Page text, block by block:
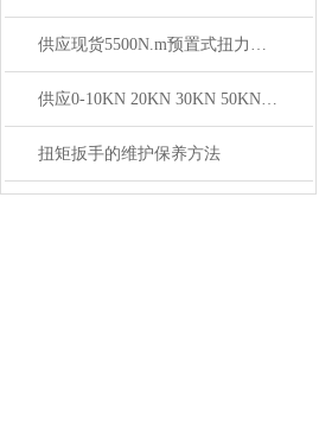
供应现货5500N.m预置式扭力扳手价格
供应0-10KN 20KN 30KN 50KN外置式扳环数显推拉力计
扭矩扳手的维护保养方法